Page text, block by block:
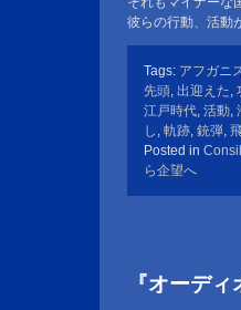
彼らの行動、活動
Tags: アフガニ
先頭, 出迎えた,
江戸時代, 活動,
し , 軌跡, 銃弾,
Posted in
ら企望へ
『オーデ